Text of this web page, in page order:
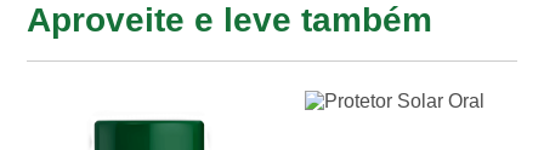
Aproveite e leve também